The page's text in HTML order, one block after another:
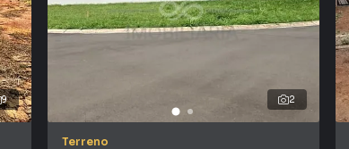
9 2
Terreno